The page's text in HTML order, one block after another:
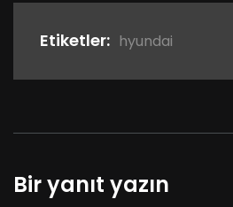
Etiketler: hyundai
Bir yanıt yazın